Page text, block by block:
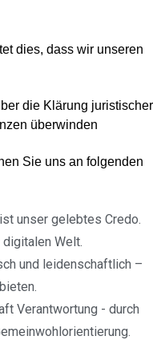
dies, dass wir unseren
die Klärung juristischer
überwinden
Sie uns an folgenden
unser gelebtes Credo.
Welt.
und leidenschaftlich –
Verantwortung - durch